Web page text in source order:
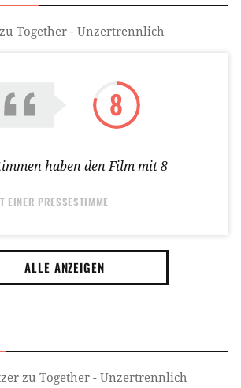
Together - Unzertrennlich
8
haben den Film mit8
EINER PRESSESTIMME
ALLE ANZEIGEN
zu Together - Unzertrennlich